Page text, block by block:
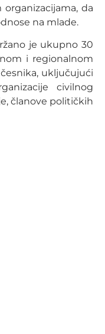
da
na mlade.
je ukupno 30
i regionalnom
uključujući
civilnog
članove političkih